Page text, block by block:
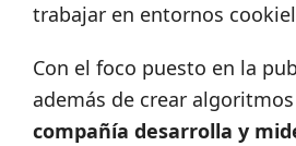
trabajar en entornos
Con el foco puesto en la
además de crear
compañía desarrolla y